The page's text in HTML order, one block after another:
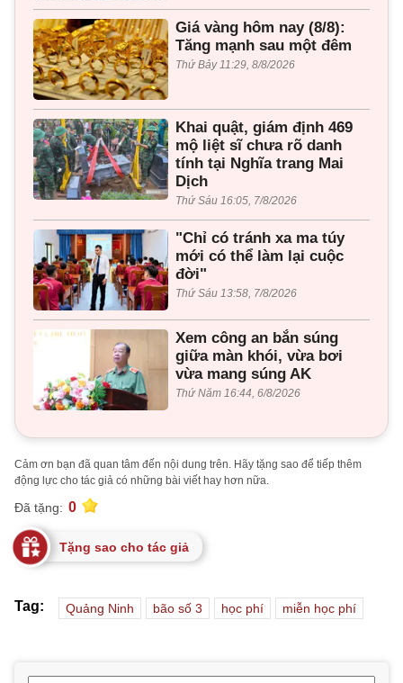
Giá vàng hôm nay (8/8):
Tăng mạnh sau một đêm
Thứ Bảy 11:29, 8/8/2026
Khai quật, giám định 469
mộ liệt sĩ chưa rõ danh
tính tại Nghĩa trang Mai
Dịch
Thứ Sáu 16:05, 7/8/2026
"Chỉ có tránh xa ma túy
mới có thể làm lại cuộc
đời"
Thứ Sáu 13:58, 7/8/2026
Xem công an bắn súng
giữa màn khói, vừa bơi
vừa mang súng AK
Thứ Năm 16:44, 6/8/2026
Cảm ơn bạn đã quan tâm đến nội dung trên. Hãy tặng sao để tiếp thêm
động lực cho tác giả có những bài viết hay hơn nữa.
Đã tặng: 0
Tặng sao cho tác giả
Tag: Quảng Ninh bão số 3 học phí miễn học phí